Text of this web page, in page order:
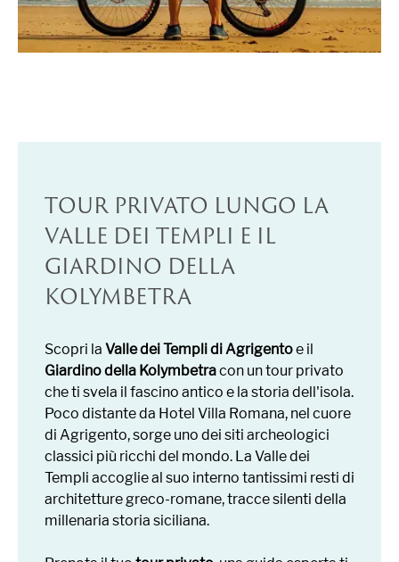
TOUR PRIVATO LUNGO LA
VALLE DEI TEMPLI E IL
GIARDINO DELLA
KOLYMBETRA
Scopri la Valle dei Templi di Agrigentoe il
Giardino della Kolymbetracon un tour privato
che ti svela il fascino antico e la storia dell'isola.
Poco distante da Hotel Villa Romana, nel cuore
di Agrigento, sorge uno dei siti archeologici
classici più ricchi del mondo. La Valle dei
Templi accoglie al suo interno tantissimi resti di
architetture greco-romane, tracce silenti della
millenaria storia siciliana.